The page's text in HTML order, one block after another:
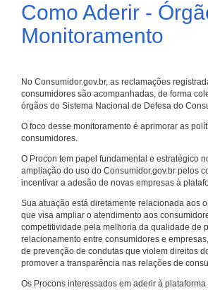
Como Aderir -
Monitoramento
No Consumidor.gov.br, as reclamações
consumidores são acompanhadas, de forma
órgãos do Sistema Nacional de Defesa do
O foco desse monitoramento é aprimorar as
consumidores.
O Procon tem papel fundamental e estratégico
ampliação do uso do Consumidor.gov.br pelos
incentivar a adesão de novas empresas à
Sua atuação está diretamente relacionada aos
que visa ampliar o atendimento aos
competitividade pela melhoria da qualidade de
relacionamento entre consumidores e
de prevenção de condutas que violem direitos
promover a transparência nas relações de
Os Procons interessados em aderir à